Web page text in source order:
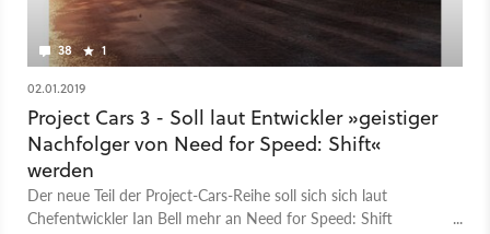
38 1
02.01.2019
Project Cars 3 - Soll laut Entwickler »geistiger
Nachfolger von Need for Speed: Shift«
werden
Der neue Teil der Project-Cars-Reihe soll sich sich laut
Chefentwickler Ian Bell mehr an Need for Speed: Shift